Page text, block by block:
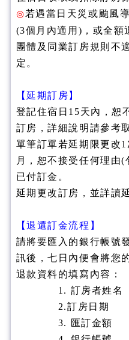
◎若遇當日天災或颱風
(3個月內適用)，或全額
團體及同業訂房規則不
定。
【延期訂房】
登記住宿日15天內，恕
訂房，詳細說明請參考
單筆訂單若延期限更改
月，恕不接受任何理由
已付訂金。
延期更改訂房，並詳讀
【退還訂金流程】
請將要匯入的銀行帳號
訊後，七日內便會將您
退款資料的填寫內容：
1. 訂房者姓名
2.訂房日期
3. 匯訂金額